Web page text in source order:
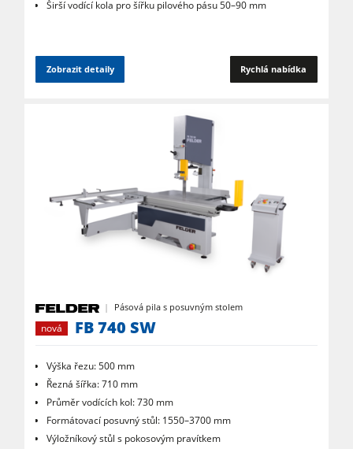
Širší vodící kola pro šířku pilového pásu 50–90 mm
Zobrazit detaily Rychlá nabídka
Pásová pila s posuvným stolem
nová
FB 740 SW
Výška řezu: 500 mm
Řezná šířka: 710 mm
Průměr vodících kol: 730 mm
Formátovací posuvný stůl: 1550–3700 mm
Výložníkový stůl s pokosovým pravítkem